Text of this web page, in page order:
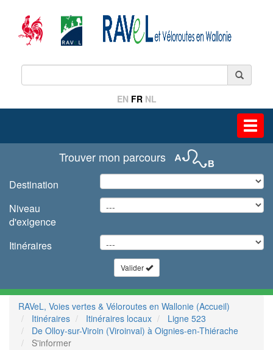
EN FR NL
Trouver mon parcours
Destination
Niveau
d'exigence
Itinéraires
Valider
RAVeL, Voies vertes & Véloroutes en Wallonie (Accueil)
Itinéraires
Itinéraires locaux
Ligne 523
De Olloy-sur-Viroin (Viroinval) à Oignies-en-Thiérache
S'informer